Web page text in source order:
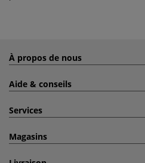
À propos de nous
Aide & conseils
Services
Magasins